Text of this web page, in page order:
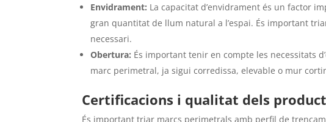
Envidrament: La capacitat d’envidrament és un factor
gran quantitat de llum natural a l’espai. És important
necessari.
Obertura: És important tenir en compte les necessitats
marc perimetral, ja sigui corredissa, elevable o mur
Certificacions i qualitat dels
És important triar marcs perimetrals amb perfil de